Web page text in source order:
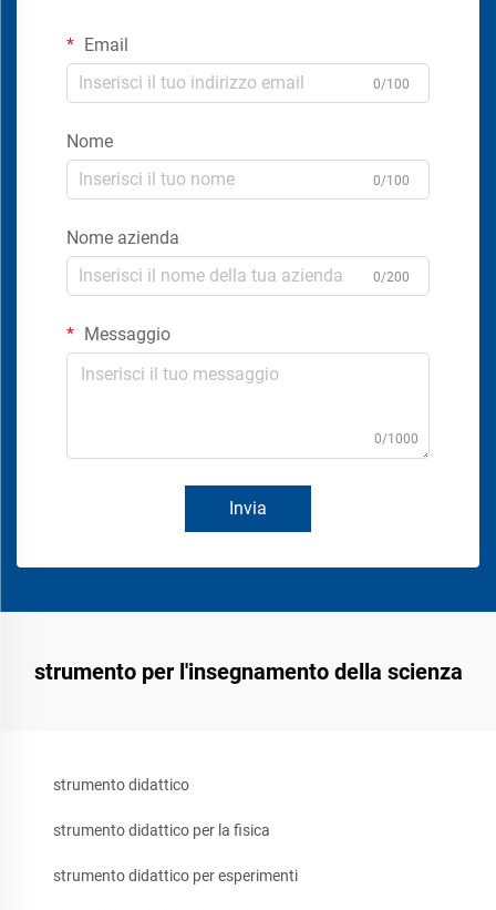
Email
0/100
Nome
0/100
Nome azienda
0/200
Messaggio
0/1000
Invia
strumento per l'insegnamento della scienza
strumento didattico
strumento didattico per la fisica
strumento didattico per esperimenti